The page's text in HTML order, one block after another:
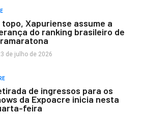
topo, Xapuriense assume a
do ranking brasileiro de
de julho de 2026
de ingressos para os
da Expoacre inicia nesta
feira